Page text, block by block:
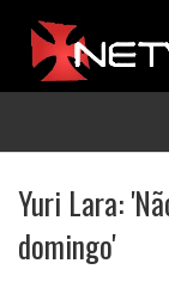
Yuri Lara:
domingo'